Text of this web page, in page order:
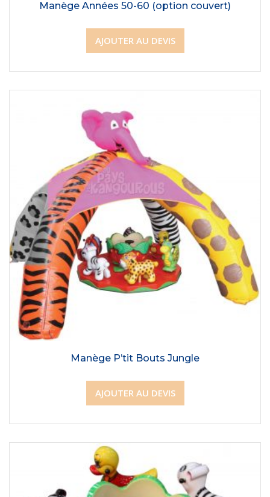
Manège Années 50-60 (option couvert)
AJOUTER AU DEVIS
Manège P’tit Bouts Jungle
AJOUTER AU DEVIS